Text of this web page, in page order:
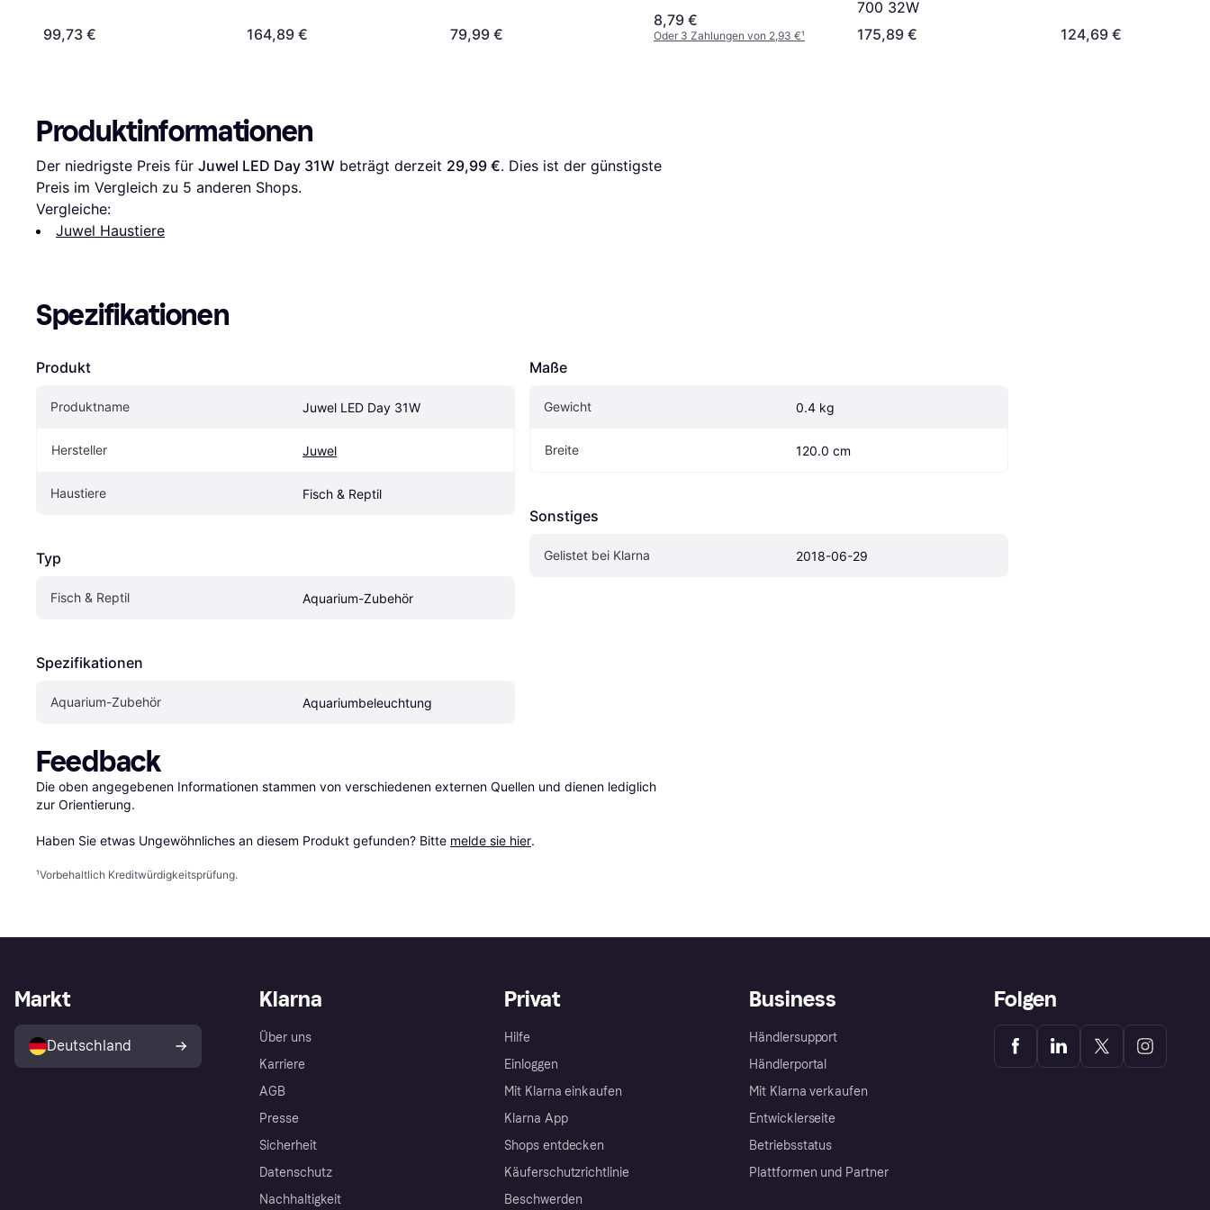
99,73 € 164,89 € 79,99 €
8,79 €
Oder 3 Zahlungen von 2,93 €¹
700 32W
175,89 €
124,69 €
Produktinformationen
Der niedrigste Preis für Juwel LED Day 31W beträgt derzeit 29,99 €. Dies ist der günstigste
Preis im Vergleich zu 5 anderen Shops.
Vergleiche:
Juwel Haustiere
Spezifikationen
Produkt
Produktname Juwel LED Day 31W
Hersteller Juwel
Haustiere Fisch & Reptil
Typ
Fisch & Reptil Aquarium-Zubehör
Spezifikationen
Aquarium-Zubehör Aquariumbeleuchtung
Maße
Gewicht 0.4 kg
Breite 120.0 cm
Sonstiges
Gelistet bei Klarna 2018-06-29
Feedback
Die oben angegebenen Informationen stammen von verschiedenen externen Quellen und dienen lediglich
zur Orientierung.
Haben Sie etwas Ungewöhnliches an diesem Produkt gefunden? Bitte melde sie hier.
¹Vorbehaltlich Kreditwürdigkeitsprüfung.
Klarna
Über uns
Karriere
AGB
Presse
Sicherheit
Datenschutz
Nachhaltigkeit
Privat
Hilfe
Einloggen
Mit Klarna einkaufen
Klarna App
Shops entdecken
Käuferschutzrichtlinie
Beschwerden
Business
Händlersupport
Händlerportal
Mit Klarna verkaufen
Entwicklerseite
Betriebsstatus
Plattformen und Partner
Markt
Deutschland
Folgen